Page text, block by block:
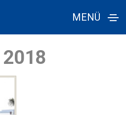
MENÜ